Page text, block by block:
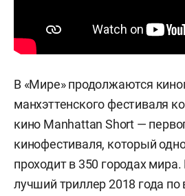
В «Мире» продолжаются
манхэттенского фестиваля
кино Manhattan Short —
кинофестиваля, который
проходит в 350 городах
лучший триллер 2018 года по